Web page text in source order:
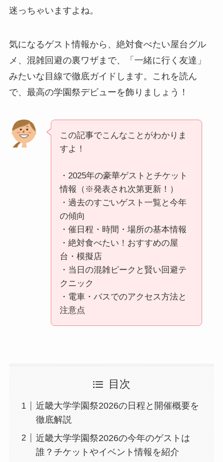
迷っちゃいますよね。
気になるゲスト情報から、絶対食べたい屋台グル
メ、混雑回避の裏ワザまで、「一緒に行く友達」
みたいな目線で徹底ガイドします。これを読ん
で、最高の学園祭デビューを飾りましょう！
この記事でこんなことがわかりま
すよ！
・2025年の豪華ゲストとチケット
情報（※発表され次第更新！）
・過去のすごいゲスト一覧と今年
の傾向
・催日程・時間・場所の基本情報
・絶対食べたい！おすすめの屋
台・模擬店
・当日の混雑ピークと賢い回避テ
クニック
・電車・バスでのアクセス方法と
注意点
目次
近畿大学学園祭2026の日程と開催概要を
徹底解説
近畿大学学園祭2026の今年のゲストは
誰？チケットやイベント情報を紹介